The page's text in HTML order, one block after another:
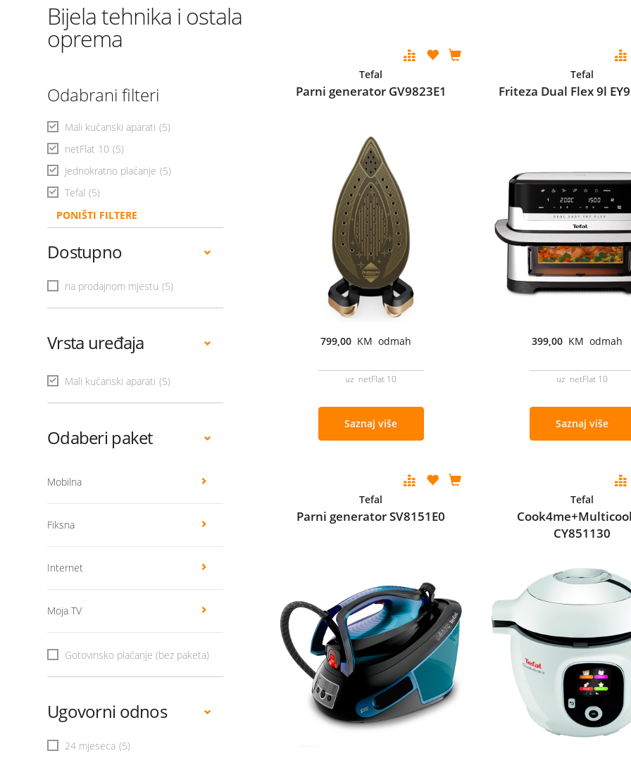
Bijela tehnika i ostala
oprema
Odabrani filteri
Mali kućanski aparati (5)
netFlat 10 (5)
Jednokratno plaćanje (5)
Tefal (5)
PONIŠTI FILTERE
Dostupno
na prodajnom mjestu (5)
Vrsta uređaja
Mali kućanski aparati (5)
Odaberi paket
Mobilna
Fiksna
Internet
Moja TV
Gotovinsko plaćanje (bez paketa)
Ugovorni odnos
24 mjeseca (5)
Tefal
Parni generator GV9823E1
799,00 KM odmah
uz netFlat 10
Saznaj više
Tefal
Friteza Dual Flex 9l
399,00 KM odmah
uz netFlat 10
Saznaj više
Tefal
Parni generator SV8151E0
Tefal
CY851130